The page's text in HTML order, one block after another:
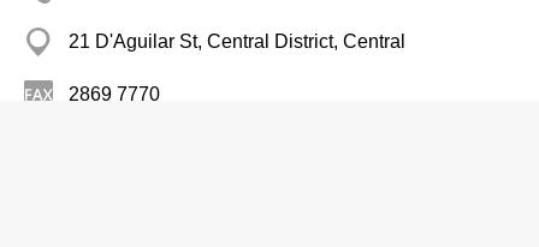
21 D'Aguilar St, Central District, Central
2869 7770